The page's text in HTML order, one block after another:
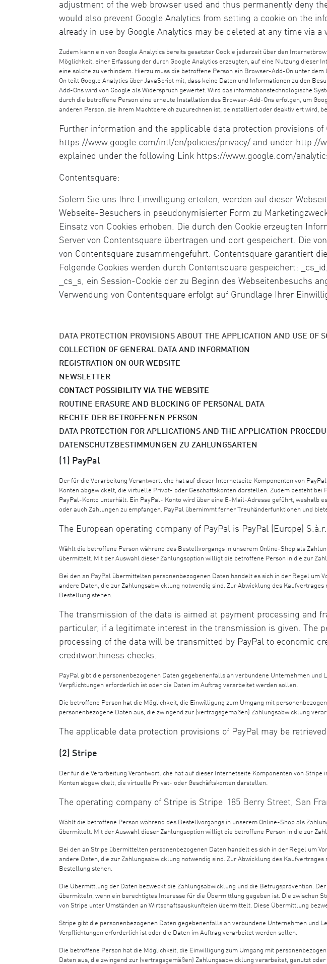
adjustment of the web browser used and thus permanently deny
would also prevent Google Analytics from setting a cookie on the
already in use by Google Analytics may be deleted at any time via
Zudem kann ein von Google Analytics bereits gesetzter Cookie jederzeit über den
Möglichkeit, einer Erfassung der durch Google Analytics erzeugten, auf eine Nutzung dieser
eine solche zu verhindern. Hierzu muss die betroffene Person ein Browser-Add-On unter
On teilt Google Analytics über JavaScript mit, dass keine Daten und Informationen zu den
Add-Ons wird von Google als Widerspruch gewertet. Wird das informationstechnologische
durch die betroffene Person eine erneute Installation des Browser-Add-Ons erfolgen, um
anderen Person, die ihrem Machtbereich zuzurechnen ist, deinstalliert oder deaktiviert
Further information and the applicable data protection provisions of
https://www.google.com/intl/en/policies/privacy/ and under http://
explained under the following Link https://www.google.com/
Contentsquare:
Sofern Sie uns Ihre Einwilligung erteilen, werden auf dieser
Webseite-Besuchers in pseudonymisierter Form zu
Einsatz von Cookies erhoben. Die durch den Cookie erzeugten
Server von Contentsquare übertragen und dort gespeichert. Die
von Contentsquare zusammengeführt. Contentsquare garantiert
Folgende Cookies werden durch Contentsquare gespeichert:
_cs_s, ein Session-Cookie der zu Beginn des Webseitenbesuchs
Verwendung von Contentsquare erfolgt auf Grundlage Ihrer
DATA PROTECTION PROVISIONS ABOUT THE APPLICATION AND USE OF
COLLECTION OF GENERAL DATA AND INFORMATION
REGISTRATION ON OUR WEBSITE
NEWSLETTER
CONTACT POSSIBILITY VIA THE WEBSITE
ROUTINE ERASURE AND BLOCKING OF PERSONAL DATA
RECHTE DER BETROFFENEN PERSON
DATA PROTECTION FOR APLLICATIONS AND THE APPLICATION
DATENSCHUTZBESTIMMUNGEN ZU ZAHLUNGSARTEN
(1) PayPal
Der für die Verarbeitung Verantwortliche hat auf dieser Internetseite Komponenten von
Konten abgewickelt, die virtuelle Privat- oder Geschäftskonten darstellen. Zudem besteht
PayPal-Konto unterhält. Ein PayPal- Konto wird über eine E-Mail-Adresse geführt, weshalb
oder auch Zahlungen zu empfangen. PayPal übernimmt ferner Treuhänderfunktionen und
The European operating company of PayPal is PayPal (Europe)
Wählt die betroffene Person während des Bestellvorgangs in unserem Online-Shop als
übermittelt. Mit der Auswahl dieser Zahlungsoption willigt die betroffene Person in die zur
Bei den an PayPal übermittelten personenbezogenen Daten handelt es sich in der Regel
andere Daten, die zur Zahlungsabwicklung notwendig sind. Zur Abwicklung des
Bestellung stehen.
The transmission of the data is aimed at payment processing
particular, if a legitimate interest in the transmission is given. The
processing of the data will be transmitted by PayPal to economic
creditworthiness checks.
PayPal gibt die personenbezogenen Daten gegebenenfalls an verbundene Unternehmen
Verpflichtungen erforderlich ist oder die Daten im Auftrag verarbeitet werden sollen.
Die betroffene Person hat die Möglichkeit, die Einwilligung zum Umgang mit
personenbezogene Daten aus, die zwingend zur (vertragsgemäßen) Zahlungsabwicklung
The applicable data protection provisions of PayPal may be
(2) Stripe
Der für die Verarbeitung Verantwortliche hat auf dieser Internetseite Komponenten von
Konten abgewickelt, die virtuelle Privat- oder Geschäftskonten darstellen.
The operating company of Stripe is Stripe 185 Berry Street, San
Wählt die betroffene Person während des Bestellvorgangs in unserem Online-Shop als
übermittelt. Mit der Auswahl dieser Zahlungsoption willigt die betroffene Person in die zur
Bei den an Stripe übermittelten personenbezogenen Daten handelt es sich in der Regel um
andere Daten, die zur Zahlungsabwicklung notwendig sind. Zur Abwicklung des
Bestellung stehen.
Die Übermittlung der Daten bezweckt die Zahlungsabwicklung und die Betrugsprävention.
übermitteln, wenn ein berechtigtes Interesse für die Übermittlung gegeben ist. Die zwischen
von Stripe unter Umständen an Wirtschaftsauskunfteien übermittelt. Diese Übermittlung
Stripe gibt die personenbezogenen Daten gegebenenfalls an verbundene Unternehmen
Verpflichtungen erforderlich ist oder die Daten im Auftrag verarbeitet werden sollen.
Die betroffene Person hat die Möglichkeit, die Einwilligung zum Umgang mit
Daten aus, die zwingend zur (vertragsgemäßen) Zahlungsabwicklung verarbeitet, genutzt